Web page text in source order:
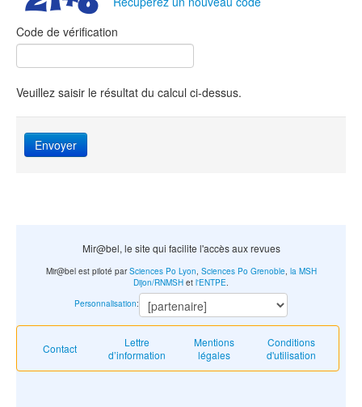
Code de vérification
Veuillez saisir le résultat du calcul ci-dessus.
Envoyer
Mir@bel, le site qui facilite l'accès aux revues
Contact
Lettre
d’information
Mentions
légales
Conditions
d'utilisation
Mir@bel est piloté parSciences Po Lyon Sciences Po Grenoble, la MSH
Dijon/RNMSH et l'ENTPE
Personnalisation: